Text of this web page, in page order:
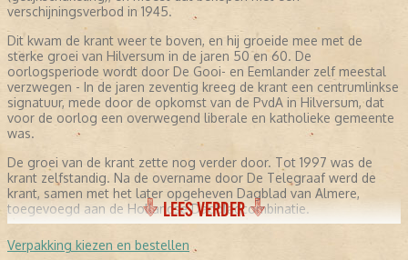
verschijningsverbod in 1945.
Dit kwam de krant weer te boven, en hij groeide mee met de
sterke groei van Hilversum in de jaren 50 en 60. De
oorlogsperiode wordt door De Gooi- en Eemlander zelf meestal
verzwegen - In de jaren zeventig kreeg de krant een centrumlinkse
signatuur, mede door de opkomst van de PvdA in Hilversum, dat
voor de oorlog een overwegend liberale en katholieke gemeente
was.
De groei van de krant zette nog verder door. Tot 1997 was de
krant zelfstandig. Na de overname door De Telegraaf werd de
krant, samen met het later opgeheven Dagblad van Almere,
toegevoegd aan de Hollandse Dagbladcombinatie.
LEES VERDER
Verpakking kiezen en bestellen